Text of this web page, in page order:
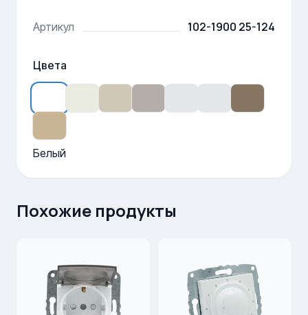
Артикул 102-1900 25-124
Цвета
Белый
Похожие продукты